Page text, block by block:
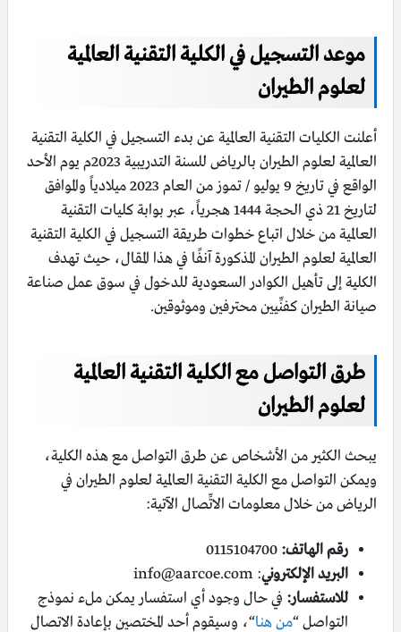
موعد التسجيل في الكلية التقنية العالمية
لعلوم الطيران
أعلنت الكليات التقنية العالمية عن بدء التسجيل في الكلية التقنية
العالمية لعلوم الطيران بالرياض للسنة التدريبية 2023م يوم الأحد
الواقع في تاريخ 9 يوليو / تموز من العام 2023 ميلادياً والموافق
لتاريخ 21 ذي الحجة 1444 هجرياً، عبر بوابة كليات التقنية
العالمية من خلال اتباع خطوات طريقة التسجيل في الكلية التقنية
العالمية لعلوم الطيران المذكورة آنفًا في هذا المقال، حيث تهدف
الكلية إلى تأهيل الكوادر السعودية للدخول في سوق عمل صناعة
صيانة الطيران كفنِّيين محترفين وموثوقين.
طرق التواصل مع الكلية التقنية العالمية
لعلوم الطيران
يبحث الكثير من الأشخاص عن طرق التواصل مع هذه الكلية،
ويمكن التواصل مع الكلية التقنية العالمية لعلوم الطيران في
الرياض من خلال معلومات الاتِّصال الآتية:
رقم الهاتف: 0115104700
البريد الإلكتروني:
info@aarcoe.com
للاستفسار: في حال وجود أي استفسار يمكن ملء نموذج
التواصل “من هنا“، وسيقوم أحد المختصين بإعادة الاتصال